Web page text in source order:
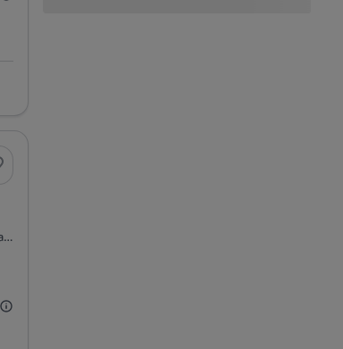
Algueirão-Velho - Baratã - Casal da Mata, Algueirão-Mem Martins, Sintra, Lisboa